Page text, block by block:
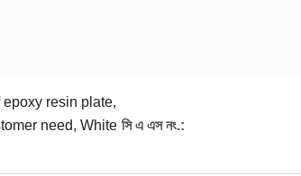
resin plate,
need, White সি এ এস নং.: